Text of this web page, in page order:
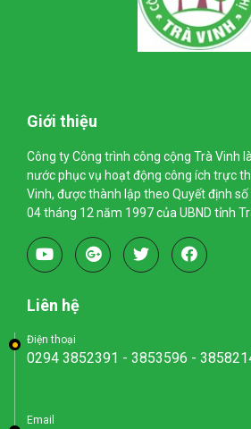
Giới thiệu
Công ty Công trình công cộng Trà Vinh
nước phục vụ hoạt động công ích trực
Vinh, được thành lập theo Quyết định
04 tháng 12 năm 1997 của UBND tỉnh
Liên hệ
Điện thoại
0294 3852391 - 3853596 -
Email